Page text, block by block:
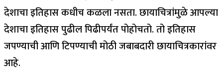
देशाचा इतिहास कधीच कळला नसता. छायाचित्रांमुळे आपल्या
देशाचा इतिहास पुढील पिढीपर्यंत पोहोचतो. तो इतिहास
जपण्याची आणि टिपण्याची मोठी जबाबदारी छायाचित्रकारांवर
आहे.